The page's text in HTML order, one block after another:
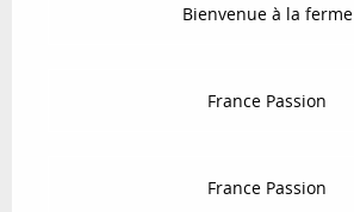
Bienvenue à la ferme
France Passion
France Passion